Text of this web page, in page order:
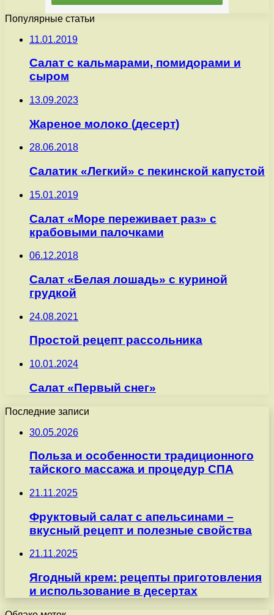
Популярные статьи
11.01.2019
Салат с кальмарами, помидорами и
сыром
13.09.2023
Жареное молоко (десерт)
28.06.2018
Салатик «Легкий» с пекинской капустой
15.01.2019
Салат «Море переживает раз» с
крабовыми палочками
06.12.2018
Салат «Белая лошадь» с куриной
грудкой
24.08.2021
Простой рецепт рассольника
10.01.2024
Салат «Первый снег»
Последние записи
30.05.2026
Польза и особенности традиционного
тайского массажа и процедур СПА
21.11.2025
Фруктовый салат с апельсинами –
вкусный рецепт и полезные свойства
21.11.2025
Ягодный крем: рецепты приготовления
и использование в десертах